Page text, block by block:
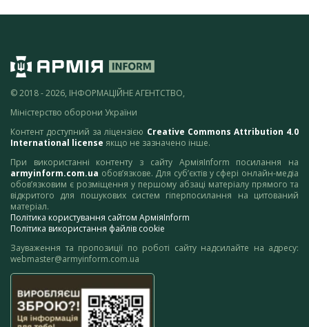
© 2018 - 2026, ІНФОРМАЦІЙНЕ АГЕНТСТВО,
Міністерство оборони України
Контент доступний за ліцензією Creative Commons Attribution 4.0
International license якщо не зазначено інше.
При використанні контенту з сайту АрміяInform посилання на
armyinform.com.ua обов’язкове. Для суб’єктів у сфері онлайн-медіа
обов’язковим є розміщення у першому абзаці матеріалу прямого та
відкритого для пошукових систем гіперпосилання на цитований
матеріал.
Політика користування сайтом АрміяInform
Політика використання файлів cookie
Зауваження та пропозиції по роботі сайту надсилайте на адресу:
webmaster@armyinform.com.ua